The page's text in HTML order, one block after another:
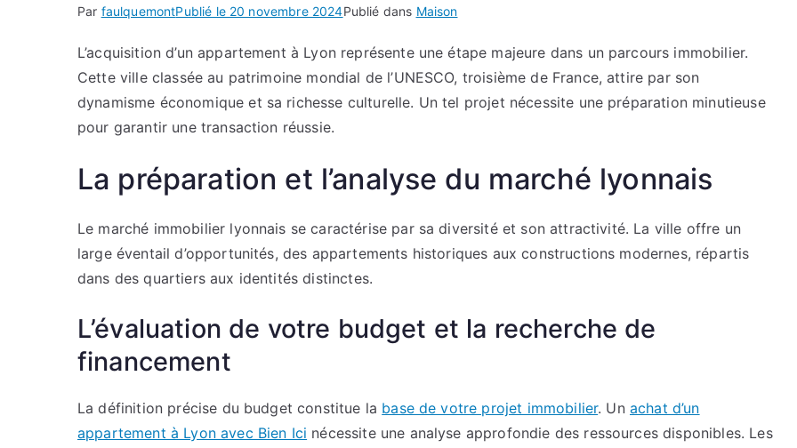
Par faulquemontPublié le 20 novembre 2024Publié dans Maison
L’acquisition d’un appartement à Lyon représente une étape majeure dans un parcours immobilier.
Cette ville classée au patrimoine mondial de l’UNESCO, troisième de France, attire par son
dynamisme économique et sa richesse culturelle. Un tel projet nécessite une préparation minutieuse
pour garantir une transaction réussie.
La préparation et l’analyse du marché lyonnais
Le marché immobilier lyonnais se caractérise par sa diversité et son attractivité. La ville offre un
large éventail d’opportunités, des appartements historiques aux constructions modernes, répartis
dans des quartiers aux identités distinctes.
L’évaluation de votre budget et la recherche de
financement
La définition précise du budget constitue la base de votre projet immobilier. Un achat d’un
appartement à Lyon avec Bien Ici nécessite une analyse approfondie des ressources disponibles. Les